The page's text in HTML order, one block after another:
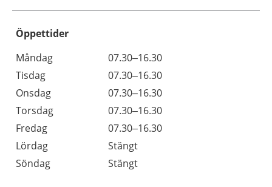
Öppettider
Dag
Öppettider
Kommentarer
Måndag
07.30–16.30
Tisdag
07.30–16.30
Onsdag
07.30–16.30
Torsdag
07.30–16.30
Fredag
07.30–16.30
Lördag
Stängt
Söndag
Stängt